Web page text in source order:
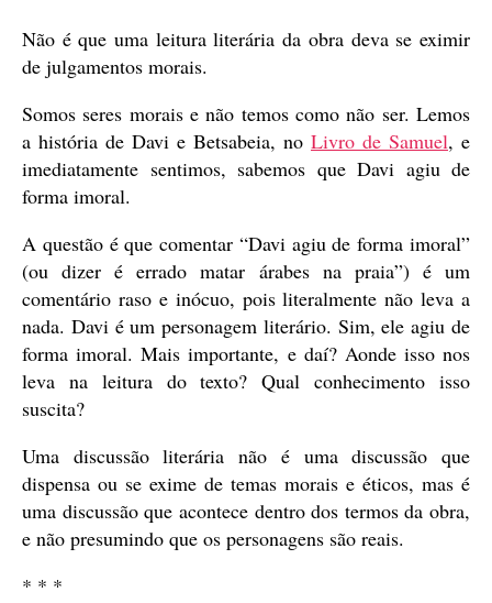
Não é que uma leitura literária da obra deva se eximir
de julgamentos morais.
Somos seres morais e não temos como não ser. Lemos
a história de Davi e Betsabeia, no Livro de Samuel, e
imediatamente sentimos, sabemos que Davi agiu de
forma imoral.
A questão é que comentar “Davi agiu de forma imoral”
(ou dizer é errado matar árabes na praia”) é um
comentário raso e inócuo, pois literalmente não leva a
nada. Davi é um personagem literário. Sim, ele agiu de
forma imoral. Mais importante, e daí? Aonde isso nos
leva na leitura do texto? Qual conhecimento isso
suscita?
Uma discussão literária não é uma discussão que
dispensa ou se exime de temas morais e éticos, mas é
uma discussão que acontece dentro dos termos da obra,
e não presumindo que os personagens são reais.
* * *